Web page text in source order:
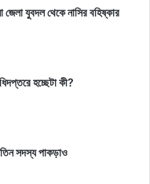
যুবদল থেকে নাসির বহিষ্কার
হচ্ছেটা কী?
তিন সদস্য পাকড়াও